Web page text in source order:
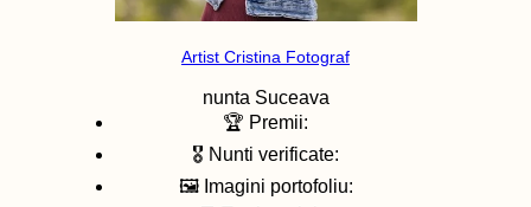
Artist Cristina Fotograf
nunta Suceava
🏆 Premii:
🎖️ Nunti verificate:
🖼️ Imagini portofoliu: